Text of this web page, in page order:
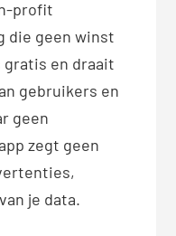
profit
die geen winst
gratis en draait
gebruikers en
geen
zegt geen
je data.